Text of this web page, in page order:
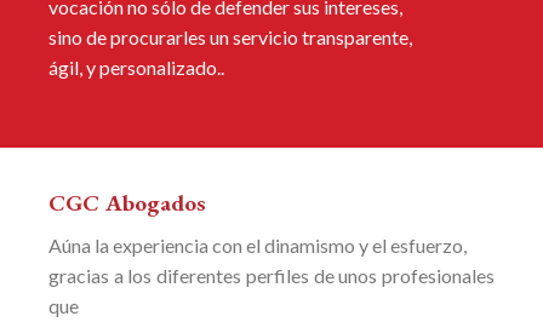
vocación no sólo de defender sus intereses,
sino de procurarles un servicio transparente,
ágil, y personalizado..
CGC Abogados
Aúna la experiencia con el dinamismo y el esfuerzo,
gracias a los diferentes perfiles de unos profesionales
que